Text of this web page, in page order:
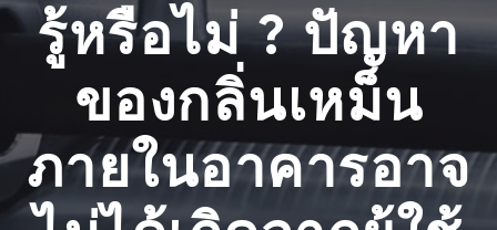
รู้หรือไม่ ? ปัญหา
ของกลิ่นเหม็น
ภายในอาคารอาจ